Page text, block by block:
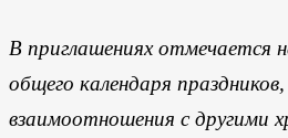
В приглашениях отмечается
общего календаря
взаимоотношения с другими